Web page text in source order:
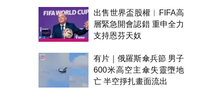
出售世界盃股權︱FIFA高
層緊急開會認錯 重申全力
支持恩芬天奴
有片｜俄羅斯傘兵節 男子
600米高空主傘失靈墮地
亡 半空掙扎畫面流出